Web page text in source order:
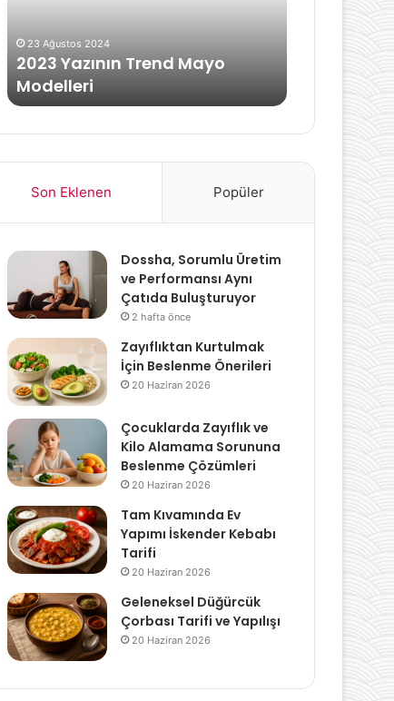
23 Ağustos 2024
2023 Yazının Trend Mayo
Modelleri
Her
Son Eklenen Popüler
Dossha, Sorumlu Üretim
ve Performansı Aynı
Çatıda Buluşturuyor
2 hafta önce
Zayıflıktan Kurtulmak
İçin Beslenme Önerileri
20 Haziran 2026
Çocuklarda Zayıflık ve
Kilo Alamama Sorununa
Beslenme Çözümleri
20 Haziran 2026
Tam Kıvamında Ev
Yapımı İskender Kebabı
Tarifi
20 Haziran 2026
Geleneksel Düğürcük
Çorbası Tarifi ve Yapılışı
20 Haziran 2026